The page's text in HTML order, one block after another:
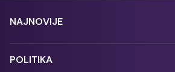
NAJNOVIJE
POLITIKA